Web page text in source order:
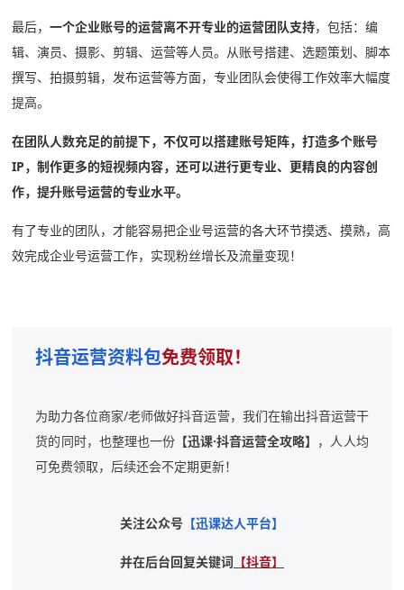
最后，一个企业账号的运营离不开专业的运营团队支持，包括：编
辑、演员、摄影、剪辑、运营等人员。从账号搭建、选题策划、脚本
撰写、拍摄剪辑，发布运营等方面，专业团队会使得工作效率大幅度
提高。
在团队人数充足的前提下，不仅可以搭建账号矩阵，打造多个账号
IP，制作更多的短视频内容，还可以进行更专业、更精良的内容创
作，提升账号运营的专业水平。
有了专业的团队，才能容易把企业号运营的各大环节摸透、摸熟，高
效完成企业号运营工作，实现粉丝增长及流量变现！
抖音运营资料包免费领取！
为助力各位商家/老师做好抖音运营，我们在输出抖音运营干
货的同时，也整理也一份【迅课·抖音运营全攻略】 ，人人均
可免费领取，后续还会不定期更新！
关注公众号【迅课达人平台】
并在后台回复关键词 【抖音】